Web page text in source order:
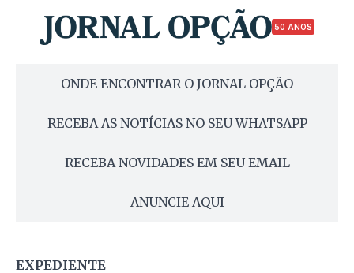
50 ANOS
ONDE ENCONTRAR O JORNAL OPÇÃO
RECEBA AS NOTÍCIAS NO SEU WHATSAPP
RECEBA NOVIDADES EM SEU EMAIL
ANUNCIE AQUI
EXPEDIENTE